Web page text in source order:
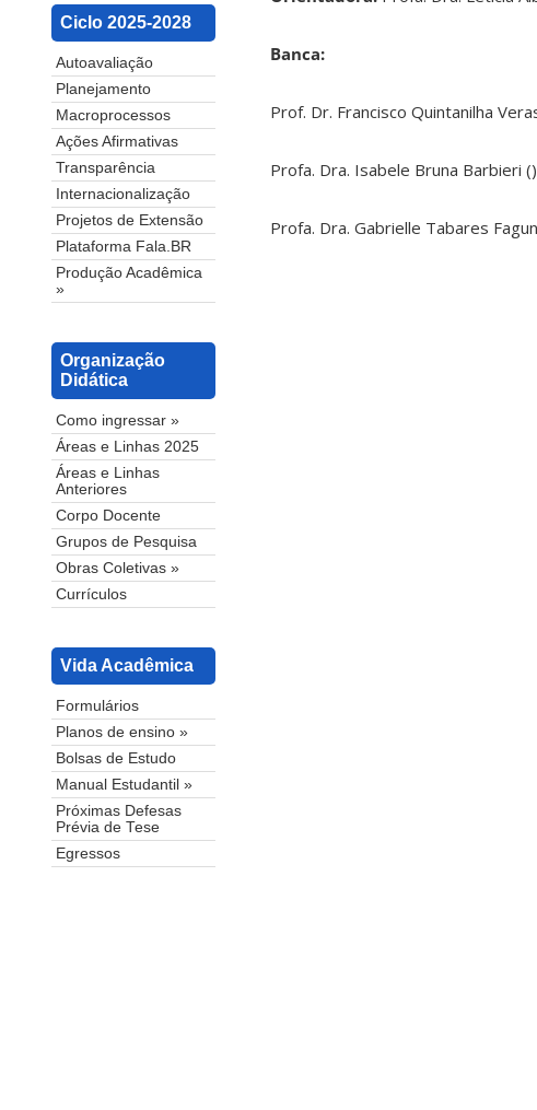
Ciclo 2025-2028
Autoavaliação
Planejamento
Macroprocessos
Ações Afirmativas
Transparência
Internacionalização
Projetos de Extensão
Plataforma Fala.BR
Produção Acadêmica
»
Organização
Didática
Como ingressar »
Áreas e Linhas 2025
Áreas e Linhas
Anteriores
Corpo Docente
Grupos de Pesquisa
Obras Coletivas »
Currículos
Vida Acadêmica
Formulários
Planos de ensino »
Bolsas de Estudo
Manual Estudantil »
Próximas Defesas
Prévia de Tese
Egressos
Banca:
Prof. Dr. Francisco Quintanilha
Profa. Dra. Isabele Bruna Barbieri ()
Profa. Dra. Gabrielle Tabares